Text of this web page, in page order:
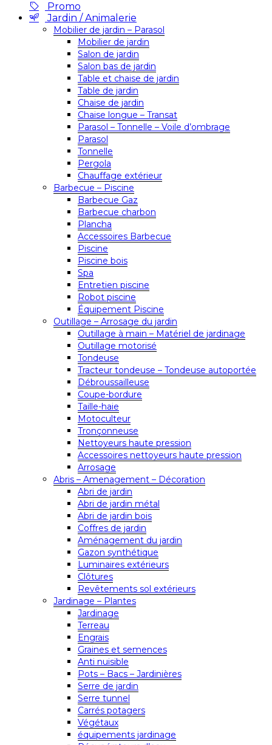
Promo
Jardin / Animalerie
Mobilier de jardin – Parasol
Mobilier de jardin
Salon de jardin
Salon bas de jardin
Table et chaise de jardin
Table de jardin
Chaise de jardin
Chaise longue – Transat
Parasol – Tonnelle – Voile d’ombrage
Parasol
Tonnelle
Pergola
Chauffage extérieur
Barbecue – Piscine
Barbecue Gaz
Barbecue charbon
Plancha
Accessoires Barbecue
Piscine
Piscine bois
Spa
Entretien piscine
Robot piscine
Équipement Piscine
Outillage – Arrosage du jardin
Outillage à main – Matériel de jardinage
Outillage motorisé
Tondeuse
Tracteur tondeuse – Tondeuse autoportée
Débroussailleuse
Coupe-bordure
Taille-haie
Motoculteur
Tronçonneuse
Nettoyeurs haute pression
Accessoires nettoyeurs haute pression
Arrosage
Abris – Amenagement – Décoration
Abri de jardin
Abri de jardin métal
Abri de jardin bois
Coffres de jardin
Aménagement du jardin
Gazon synthétique
Luminaires extérieurs
Clôtures
Revêtements sol extérieurs
Jardinage – Plantes
Jardinage
Terreau
Engrais
Graines et semences
Anti nuisible
Pots – Bacs – Jardinières
Serre de jardin
Serre tunnel
Carrés potagers
Végétaux
équipements jardinage